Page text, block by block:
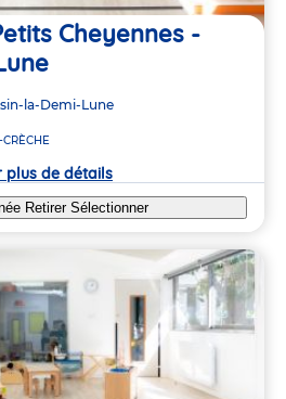
Cheyennes -
la-Demi-Lune
plus de détails
Retirer Sélectionner